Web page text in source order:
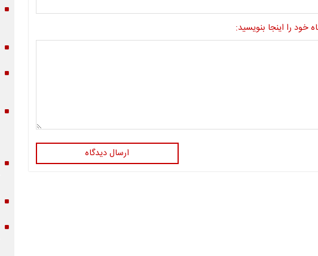
خود را اینجا بنویسید:
ارسال دیدگاه